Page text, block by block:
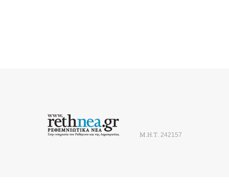
Μ.Η.Τ. 242157